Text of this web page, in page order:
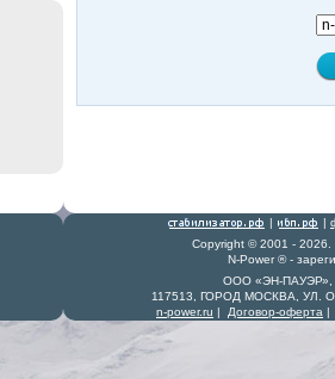
| |
Copyright © 2001 -
N-Power ® -
ООО «ЭН-ПАУЭР»,
117513, ГОРОД МОСКВА, УЛ.
n-power.ru | Договор-оферта